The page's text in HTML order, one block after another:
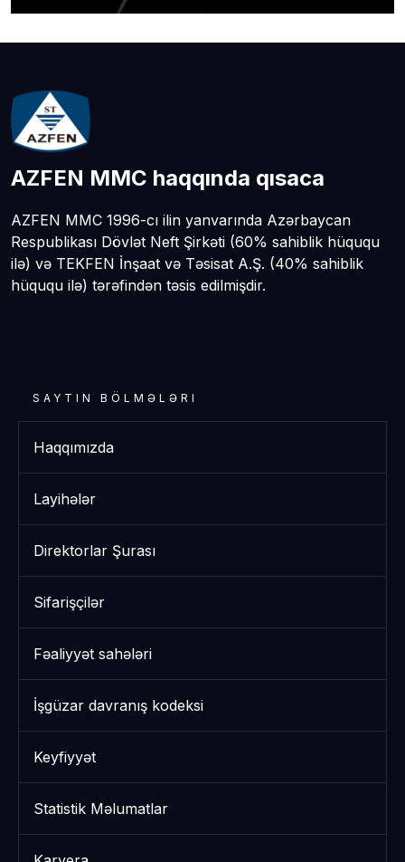
AZFEN MMC haqqında qısaca
AZFEN MMC 1996-cı ilin yanvarında Azərbaycan
Respublikası Dövlət Neft Şirkəti (60% sahiblik hüququ
ilə) və TEKFEN İnşaat və Təsisat A.Ş. (40% sahiblik
hüququ ilə) tərəfindən təsis edilmişdir.
SAYTIN BÖLMƏLƏRI
Haqqımızda
Layihələr
Direktorlar Şurası
Sifarişçilər
Fəaliyyət sahələri
İşgüzar davranış kodeksi
Keyfiyyət
Statistik Məlumatlar